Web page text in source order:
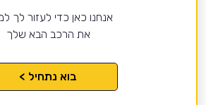
אנחנו כאן כדי לעזור לך
את הרכב הבא שלך
בוא נתחיל >